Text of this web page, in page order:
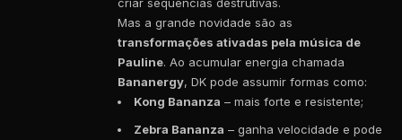
Mas a grande novidade são as
transformações ativadas pela música de
Pauline. Ao acumular energia chamada
Bananergy, DK pode assumir formas como:
Kong Bananza – mais forte e resistente;
Zebra Bananza – ganha velocidade e pode